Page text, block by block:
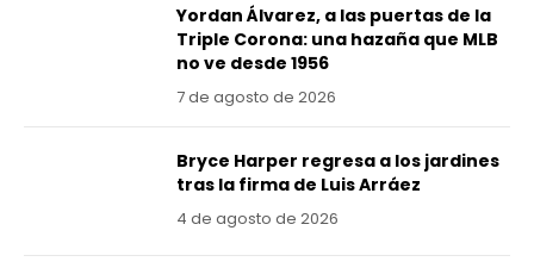
Yordan Álvarez, a las puertas de la
Triple Corona: una hazaña que MLB
no ve desde 1956
7 de agosto de 2026
Bryce Harper regresa a los jardines
tras la firma de Luis Arráez
4 de agosto de 2026